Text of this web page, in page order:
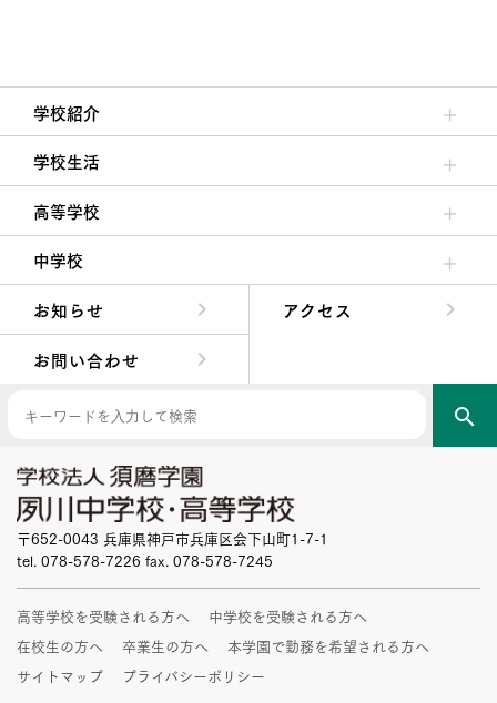
学校紹介
理事長/学園長メッセージ
安心して任せられる学校
沿革
施設・設備
大学合格実績
学校生活
クラブ活動・生徒会活動
夙川ブログ
制服紹介
夙川カレンダー
高等学校
高校校長からの挨拶
高校の教育方針／特色
特進コース／進学コース
年間行事
先輩たちの声・生徒たちの声
中学校
中学校長からの挨拶
中学校の教育方針／特色
Aコース／Bコース
年間行事
先輩たちの声・生徒たちの声
お知らせ
アクセス
お問い合わせ
search
〒652-0043 兵庫県神戸市兵庫区会下山町1-7-1
tel. 078-578-7226 fax. 078-578-7245
高等学校を受験される方へ
中学校を受験される方へ
在校生の方へ
卒業生の方へ
本学園で勤務を希望される方へ
サイトマップ
プライバシーポリシー